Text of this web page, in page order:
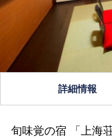
詳細情報
旬味覚の宿 「上海